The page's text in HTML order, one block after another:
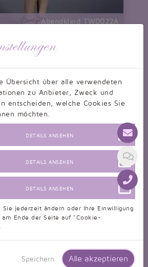
Abendkleid TW0022A
Übersicht über alle verwendeten
zu Anbieter, Zweck und
entscheiden, welche Cookies Sie
möchten.
DETAILS ANSEHEN
DETAILS ANSEHEN
DETAILS ANSEHEN
Sie jederzeit ändern oder Ihre Einwilligung
Ende der Seite auf "Cookie-
Speichern Alle akzeptieren